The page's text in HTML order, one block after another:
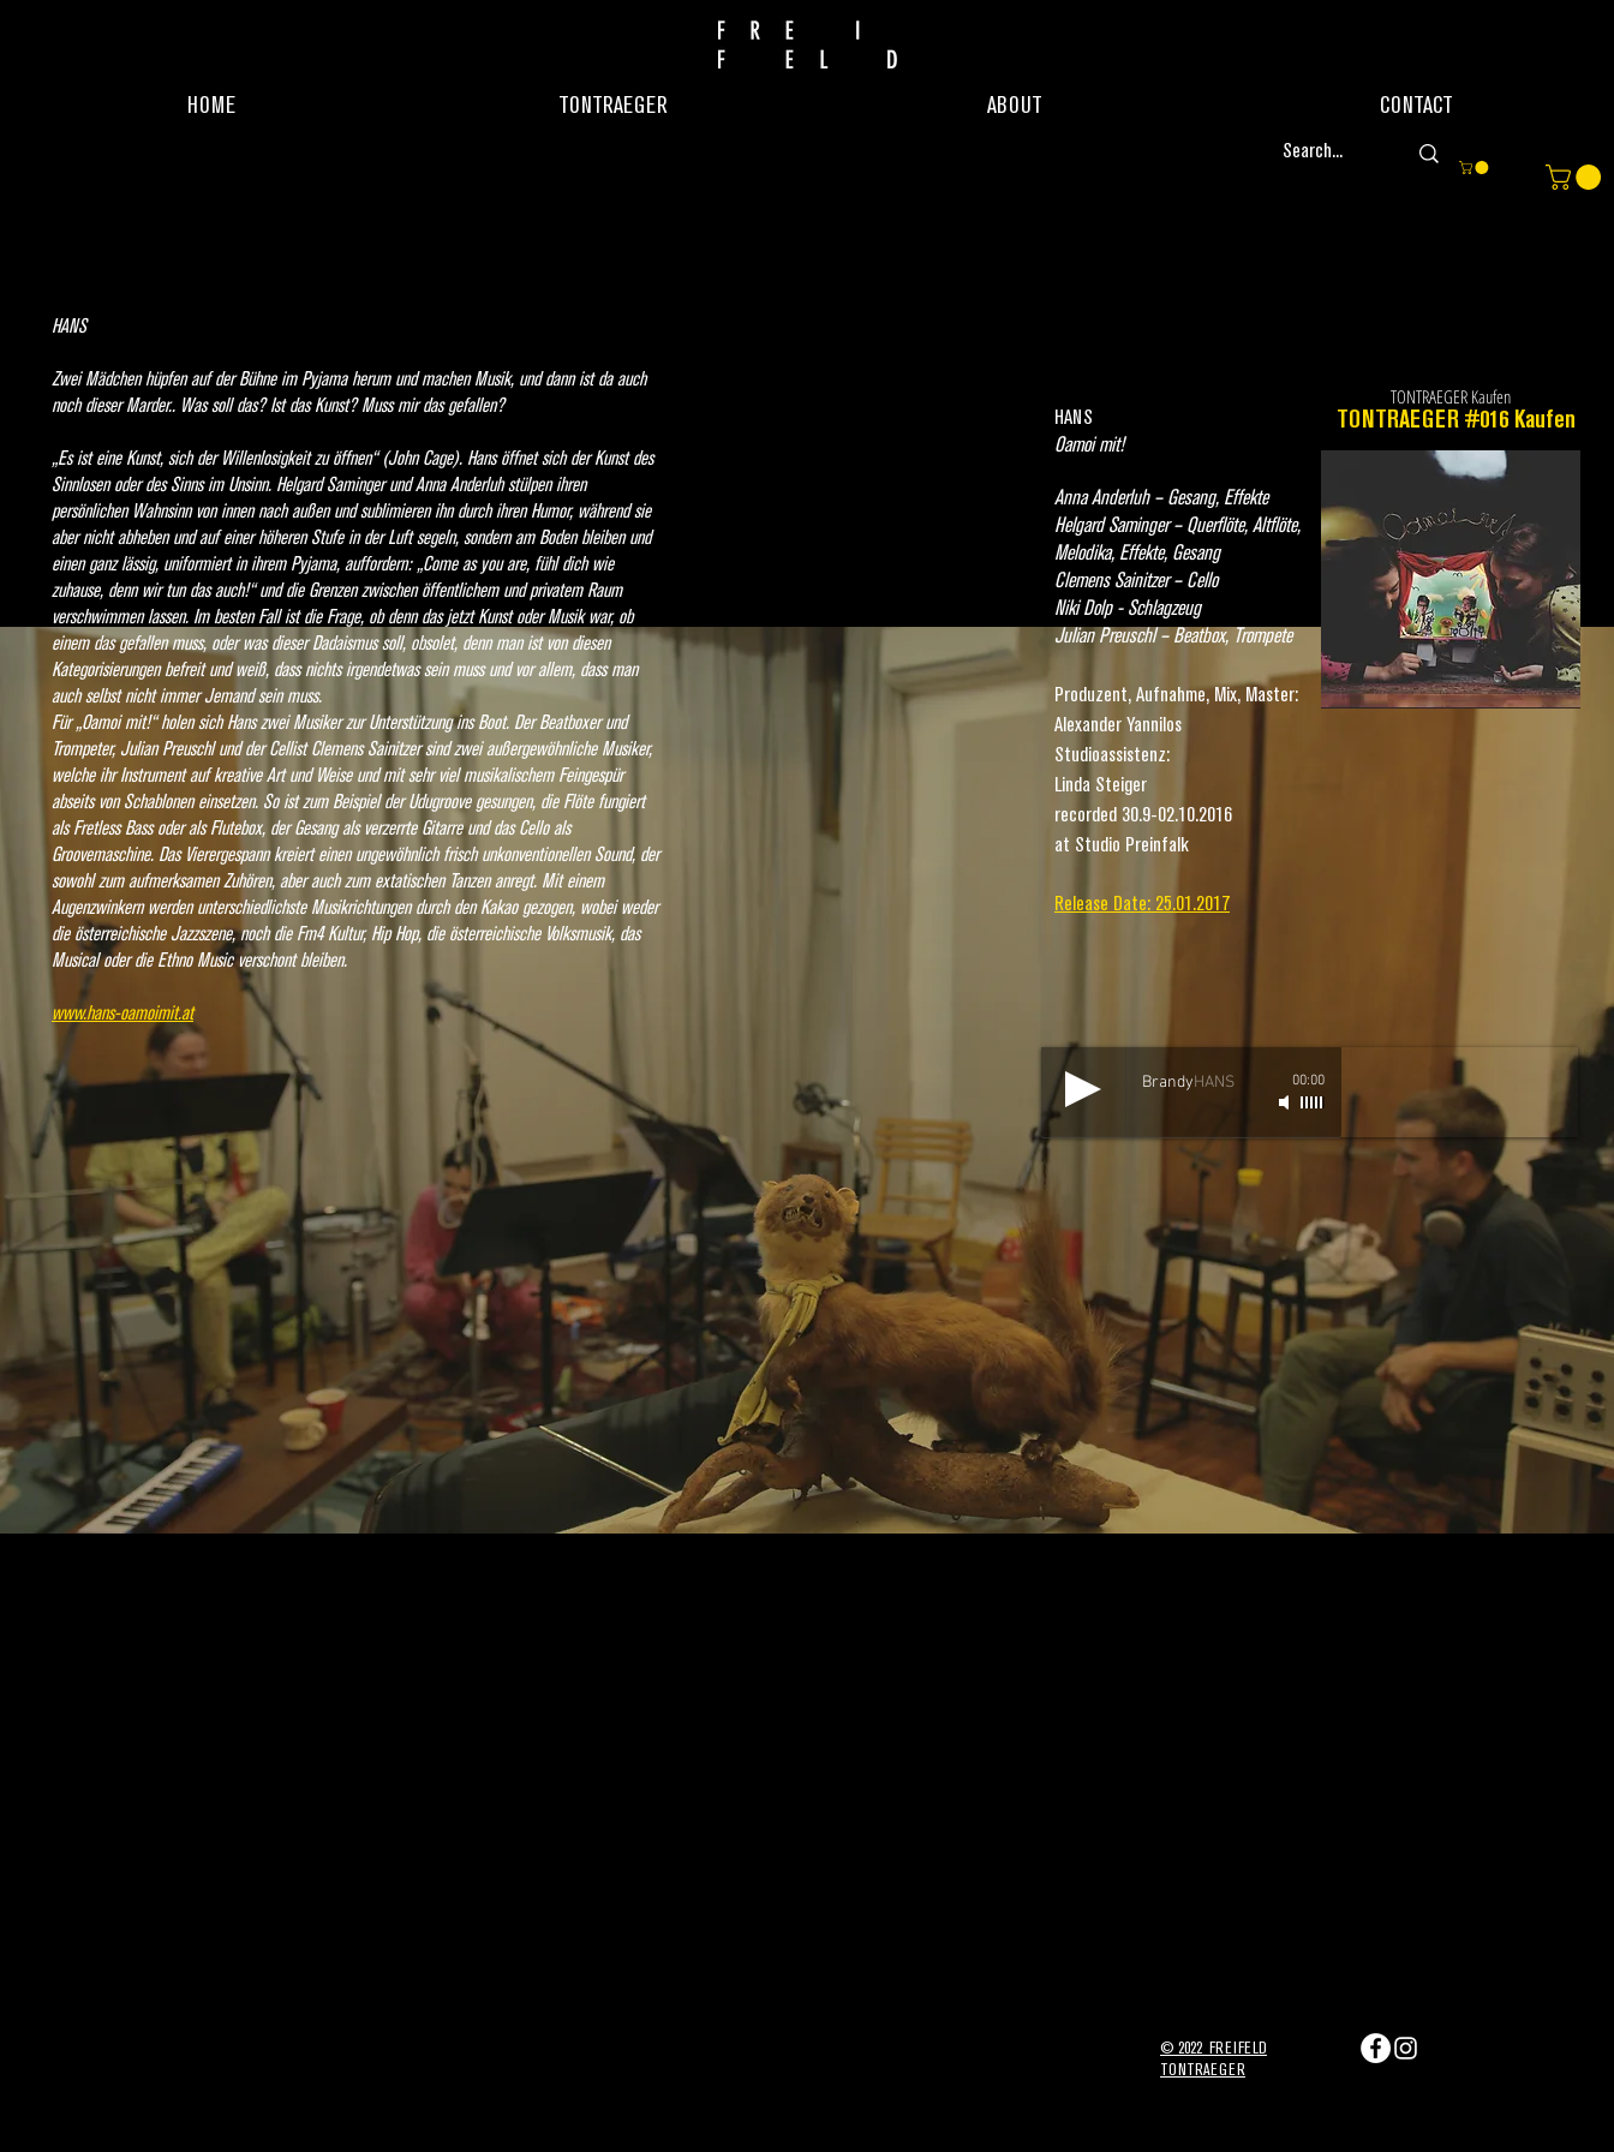
HOME TONTRAEGER ABOUT CONTACT
HANS
Zwei Mädchen hüpfen auf der Bühne im Pyjama herum und machen Musik, und dann ist da auch
noch dieser Marder.. Was soll das? Ist das Kunst? Muss mir das gefallen?
„Es ist eine Kunst, sich der Willenlosigkeit zu öffnen“ (John Cage). Hans öffnet sich der Kunst des
Sinnlosen oder des Sinns im Unsinn. Helgard Saminger und Anna Anderluh stülpen ihren
persönlichen Wahnsinn von innen nach außen und sublimieren ihn durch ihren Humor, während sie
aber nicht abheben und auf einer höheren Stufe in der Luft segeln, sondern am Boden bleiben und
einen ganz lässig, uniformiert in ihrem Pyjama, auffordern: „Come as you are, fühl dich wie
zuhause, denn wir tun das auch!“ und die Grenzen zwischen öffentlichem und privatem Raum
verschwimmen lassen. Im besten Fall ist die Frage, ob denn das jetzt Kunst oder Musik war, ob
einem das gefallen muss, oder was dieser Dadaismus soll, obsolet, denn man ist von diesen
Kategorisierungen befreit und weiß, dass nichts irgendetwas sein muss und vor allem, dass man
auch selbst nicht immer Jemand sein muss.
Für „Oamoi mit!“ holen sich Hans zwei Musiker zur Unterstützung ins Boot. Der Beatboxer und
Trompeter, Julian Preuschl und der Cellist Clemens Sainitzer sind zwei außergewöhnliche Musiker,
welche ihr Instrument auf kreative Art und Weise und mit sehr viel musikalischem Feingespür
abseits von Schablonen einsetzen. So ist zum Beispiel der Udugroove gesungen, die Flöte fungiert
als Fretless Bass oder als Flutebox, der Gesang als verzerrte Gitarre und das Cello als
Groovemaschine. Das Vierergespann kreiert einen ungewöhnlich frisch unkonventionellen Sound, der
sowohl zum aufmerksamen Zuhören, aber auch zum extatischen Tanzen anregt. Mit einem
Augenzwinkern werden unterschiedlichste Musikrichtungen durch den Kakao gezogen, wobei weder
die österreichische Jazzszene, noch die Fm4 Kultur, Hip Hop, die österreichische Volksmusik, das
Musical oder die Ethno Music verschont bleiben.
www.hans-oamoimit.at
HANS
Oamoi mit!
Anna Anderluh – Gesang, Effekte
Helgard Saminger – Querflöte, Altflöte,
Melodika, Effekte, Gesang
Clemens Sainitzer – Cello
Niki Dolp - Schlagzeug
Julian Preuschl – Beatbox, Trompete
Produzent, Aufnahme, Mix, Master:
Alexander Yannilos
Studioassistenz:
Linda Steiger
recorded 30.9-02.10.2016
at Studio Preinfalk
Release Date: 25.01.2017
TONTRAEGER Kaufen
TONTRAEGER #016 Kaufen
BrandyHANS 00:00
© 2022 FREIFELD
TONTRAEGER